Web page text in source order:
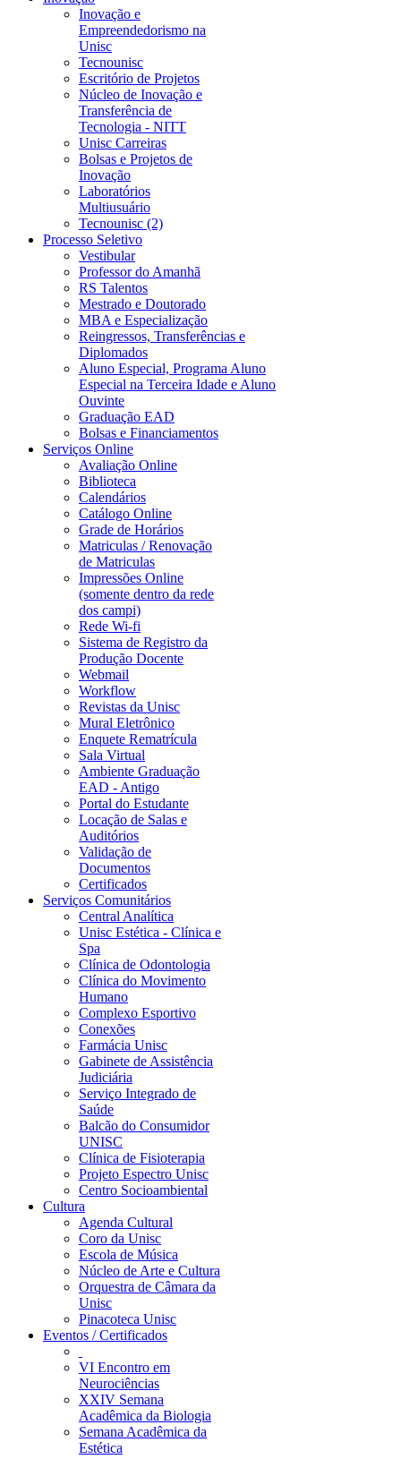
Inovação e
Empreendedorismo na
Unisc
Tecnounisc
Escritório de Projetos
Núcleo de Inovação e
Transferência de
Tecnologia - NITT
Unisc Carreiras
Bolsas e Projetos de
Inovação
Laboratórios
Multiusuário
Tecnounisc (2)
Processo Seletivo
Vestibular
Professor do Amanhã
RS Talentos
Mestrado e Doutorado
MBA e Especialização
Reingressos, Transferências e
Diplomados
Aluno Especial, Programa Aluno
Especial na Terceira Idade e Aluno
Ouvinte
Graduação EAD
Bolsas e Financiamentos
Serviços Online
Avaliação Online
Biblioteca
Calendários
Catálogo Online
Grade de Horários
Matriculas / Renovação
de Matriculas
Impressões Online
(somente dentro da rede
dos campi)
Rede Wi-fi
Sistema de Registro da
Produção Docente
Webmail
Workflow
Revistas da Unisc
Mural Eletrônico
Enquete Rematrícula
Sala Virtual
Ambiente Graduação
EAD - Antigo
Portal do Estudante
Locação de Salas e
Auditórios
Validação de
Documentos
Certificados
Serviços Comunitários
Central Analítica
Unisc Estética - Clínica e
Spa
Clínica de Odontologia
Clínica do Movimento
Humano
Complexo Esportivo
Conexões
Farmácia Unisc
Gabinete de Assistência
Judiciária
Serviço Integrado de
Saúde
Balcão do Consumidor
UNISC
Clínica de Fisioterapia
Projeto Espectro Unisc
Centro Socioambiental
Cultura
Agenda Cultural
Coro da Unisc
Escola de Música
Núcleo de Arte e Cultura
Orquestra de Câmara da
Unisc
Pinacoteca Unisc
Eventos / Certificados
VI Encontro em
Neurociências
XXIV Semana
Acadêmica da Biologia
Semana Acadêmica da
Estética